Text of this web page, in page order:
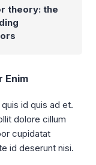
theory: the
Enim
id quis ad et.
dolore cillum
cupidatat
id deserunt nisi.